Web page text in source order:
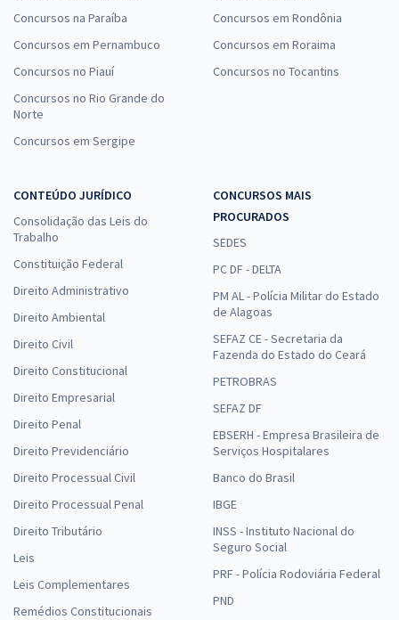
ou 12x R$ 26,65
Economize R$ 79,96 (-20%)
CEF - Caixa Econômica Federal - Engenheiro Civil
R$ 39,33
Economize R$ 117,98 (-20%)
Comprar
CNU 2025 - Concurso Nacional Unificado - Bloco 1 -
Seguridade Social: Saúde, Assistência Social e Previdência
47,90
ou R$ 574,80 à vista
Comprar
CNU - Concurso Nacional Unificado - Bloco 5 -
Concursos na Paraíba
Concursos em Pernambuco
Concursos no Piauí
Concursos no Rio Grande do
Norte
Concursos em Sergipe
Concursos em Rondônia
Concursos em Roraima
Concursos no Tocantins
CONTEÚDO JURÍDICO
Consolidação das Leis do
Trabalho
Constituição Federal
Direito Administrativo
Direito Ambiental
Direito Civil
Direito Constitucional
Direito Empresarial
Direito Penal
Direito Previdenciário
Direito Processual Civil
Direito Processual Penal
Direito Tributário
Leis
Leis Complementares
Remédios Constitucionais
CONCURSOS MAIS
PROCURADOS
SEDES
PC DF - DELTA
PM AL - Polícia Militar do Estado
de Alagoas
SEFAZ CE - Secretaria da
Fazenda do Estado do Ceará
PETROBRAS
SEFAZ DF
EBSERH - Empresa Brasileira de
Serviços Hospitalares
Banco do Brasil
IBGE
INSS - Instituto Nacional do
Seguro Social
PRF - Polícia Rodoviária Federal
PND